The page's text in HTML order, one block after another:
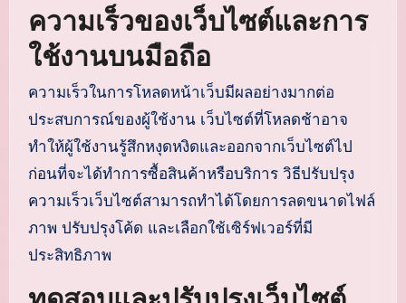
ความเร็วของเว็บไซต์และการ
ใช้งานบนมือถือ
ความเร็วในการโหลดหน้าเว็บมีผลอย่างมากต่อ
ประสบการณ์ของผู้ใช้งาน เว็บไซต์ที่โหลดช้าอาจ
ทำให้ผู้ใช้งานรู้สึกหงุดหงิดและออกจากเว็บไซต์ไป
ก่อนที่จะได้ทำการซื้อสินค้าหรือบริการ วิธีปรับปรุง
ความเร็วเว็บไซต์สามารถทำได้โดยการลดขนาดไฟล์
ภาพ ปรับปรุงโค้ด และเลือกใช้เซิร์ฟเวอร์ที่มี
ประสิทธิภาพ